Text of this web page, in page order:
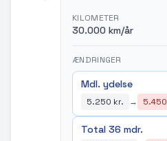
KILOMETER
30.000 km/år
ÆNDRINGER
Mdl. ydelse
5.250 kr. →
Total 36 mdr.